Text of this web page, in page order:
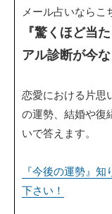
メール占いならこ
『驚くほど当
アル診断が今
恋愛における片思
の運勢、結婚や復
いで答えます。
『今後の運勢』
下さい！